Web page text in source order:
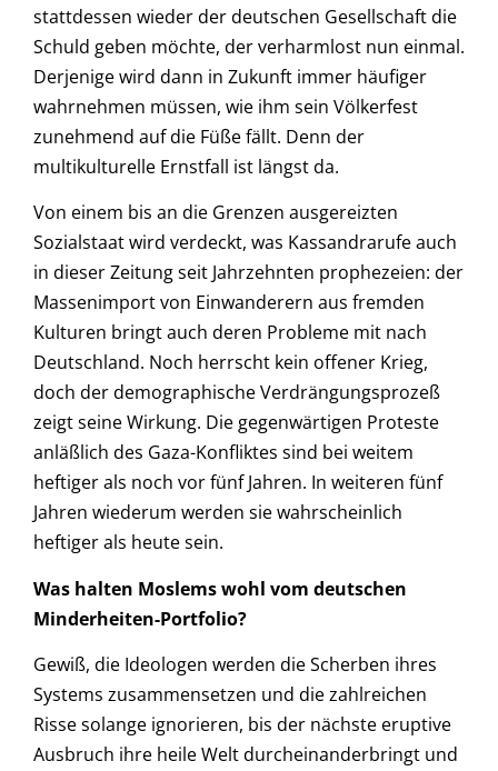
stattdessen wieder der deutschen Gesellschaft die
Schuld geben möchte, der verharmlost nun einmal.
Derjenige wird dann in Zukunft immer häufiger
wahrnehmen müssen, wie ihm sein Völkerfest
zunehmend auf die Füße fällt. Denn der
multikulturelle Ernstfall ist längst da.
Von einem bis an die Grenzen ausgereizten
Sozialstaat wird verdeckt, was Kassandrarufe auch
in dieser Zeitung seit Jahrzehnten prophezeien: der
Massenimport von Einwanderern aus fremden
Kulturen bringt auch deren Probleme mit nach
Deutschland. Noch herrscht kein offener Krieg,
doch der demographische Verdrängungsprozeß
zeigt seine Wirkung. Die gegenwärtigen Proteste
anläßlich des Gaza-Konfliktes sind bei weitem
heftiger als noch vor fünf Jahren. In weiteren fünf
Jahren wiederum werden sie wahrscheinlich
heftiger als heute sein.
Was halten Moslems wohl vom deutschen
Minderheiten-Portfolio?
Gewiß, die Ideologen werden die Scherben ihres
Systems zusammensetzen und die zahlreichen
Risse solange ignorieren, bis der nächste eruptive
Ausbruch ihre heile Welt durcheinanderbringt und